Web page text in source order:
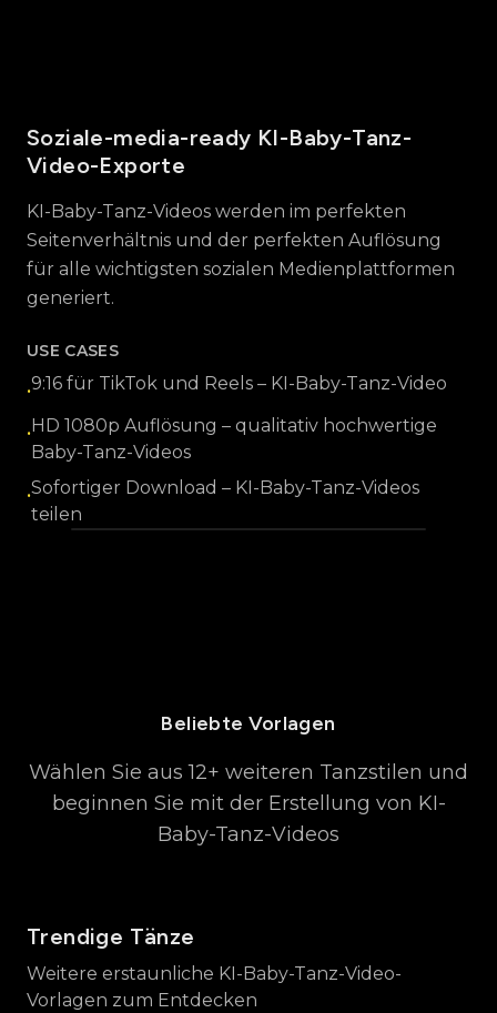
Gesichtsmerkmale in Tanzvideos
Soziale-media-ready KI-Baby-Tanz-
Video-Exporte
KI-Baby-Tanz-Videos werden im perfekten
Seitenverhältnis und der perfekten Auflösung
für alle wichtigsten sozialen Medienplattformen
generiert.
USE CASES
•9:16 für TikTok und Reels – KI-Baby-Tanz-Video
•HD 1080p Auflösung – qualitativ hochwertige
Baby-Tanz-Videos
•Sofortiger Download – KI-Baby-Tanz-Videos
teilen
Beliebte Vorlagen
Wählen Sie aus 12+ weiteren Tanzstilen und
beginnen Sie mit der Erstellung von KI-
Baby-Tanz-Videos
Trendige Tänze
Weitere erstaunliche KI-Baby-Tanz-Video-
Vorlagen zum Entdecken